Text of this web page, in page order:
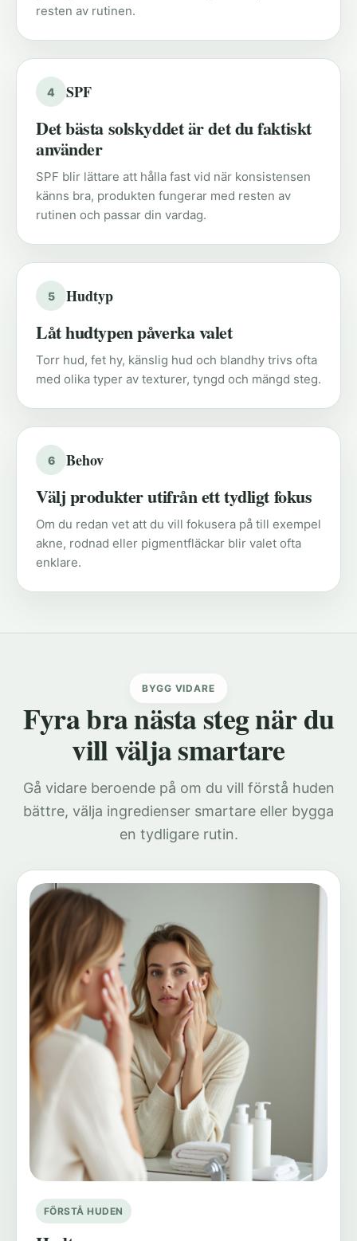
resten av rutinen.
4 SPF
Det bästa solskyddet är det du faktiskt
använder
SPF blir lättare att hålla fast vid när konsistensen
känns bra, produkten fungerar med resten av
rutinen och passar din vardag.
5 Hudtyp
Låt hudtypen påverka valet
Torr hud, fet hy, känslig hud och blandhy trivs ofta
med olika typer av texturer, tyngd och mängd steg.
6 Behov
Välj produkter utifrån ett tydligt fokus
Om du redan vet att du vill fokusera på till exempel
akne, rodnad eller pigmentfläckar blir valet ofta
enklare.
BYGG VIDARE
Fyra bra nästa steg när du
vill välja smartare
Gå vidare beroende på om du vill förstå huden
bättre, välja ingredienser smartare eller bygga
en tydligare rutin.
FÖRSTÅ HUDEN